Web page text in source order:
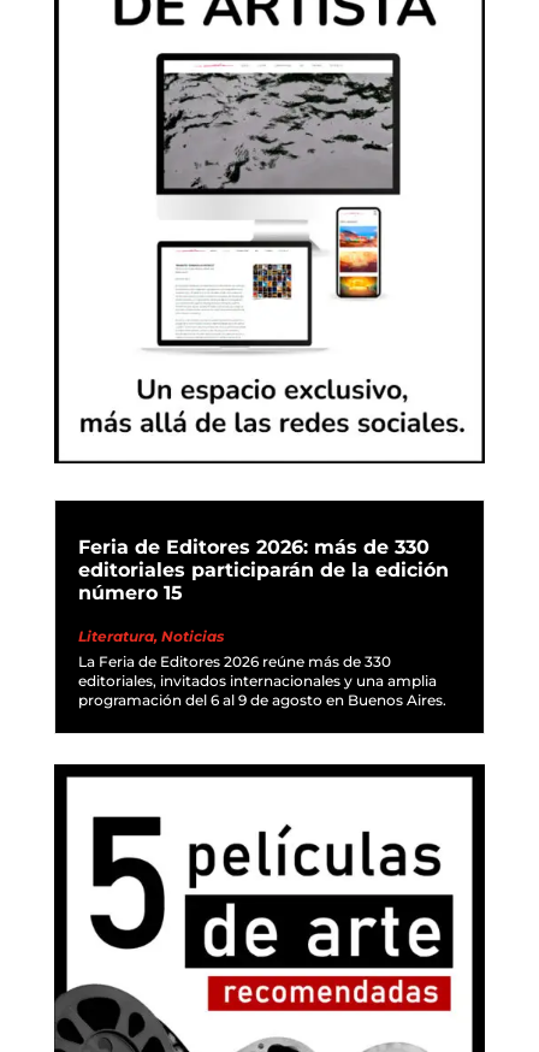
Feria de Editores 2026: más de 330
editoriales participarán de la edición
número 15
Literatura, Noticias
La Feria de Editores 2026 reúne más de 330
editoriales, invitados internacionales y una amplia
programación del 6 al 9 de agosto en Buenos Aires.